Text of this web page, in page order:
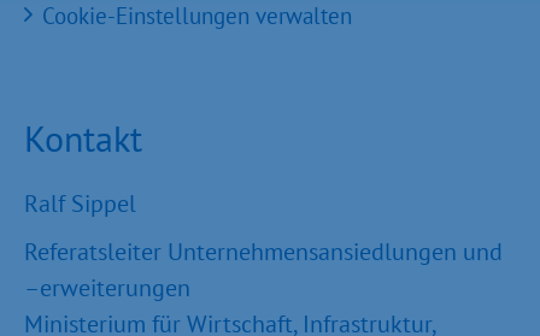
Cookie-Einstellungen verwalten
Kontakt
Ralf Sippel
Referatsleiter Unternehmensansiedlungen und
–erweiterungen
Ministerium für Wirtschaft, Infrastruktur,